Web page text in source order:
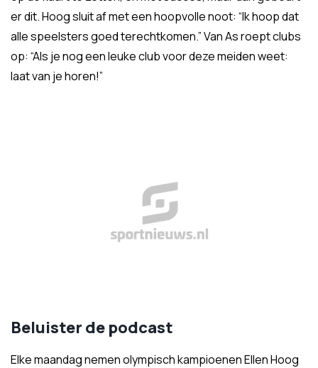
er dit. Hoog sluit af met een hoopvolle noot: “Ik hoop dat
alle speelsters goed terechtkomen.” Van As roept clubs
op: “Als je nog een leuke club voor deze meiden weet:
laat van je horen!”
Beluister de podcast
Elke maandag nemen olympisch kampioenen Ellen Hoog